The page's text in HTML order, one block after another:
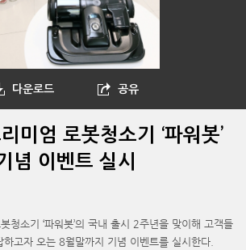
다운로드 공유
미엄 로봇청소기 ‘파워봇’
념 이벤트 실시
청소기 ‘파워봇’의 국내 출시 2주년을 맞이해 고객들
고자 오는 8월말까지 기념 이벤트를 실시한다.